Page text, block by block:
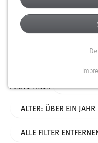
Alter
Aktive Filter:
ALTER: ÜBER EIN JAHR
ALLE FILTER
Funktionen und sind